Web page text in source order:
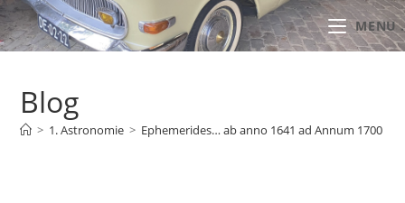
MENU .
Blog
> 1. Astronomie > Ephemerides… ab anno 1641 ad Annum 1700 –